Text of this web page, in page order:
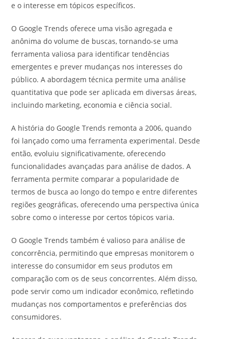
e o interesse em tópicos específicos.
O Google Trends oferece uma visão agregada e
anônima do volume de buscas, tornando-se uma
ferramenta valiosa para identificar tendências
emergentes e prever mudanças nos interesses do
público. A abordagem técnica permite uma análise
quantitativa que pode ser aplicada em diversas áreas,
incluindo marketing, economia e ciência social.
A história do Google Trends remonta a 2006, quando
foi lançado como uma ferramenta experimental. Desde
então, evoluiu significativamente, oferecendo
funcionalidades avançadas para análise de dados. A
ferramenta permite comparar a popularidade de
termos de busca ao longo do tempo e entre diferentes
regiões geográficas, oferecendo uma perspectiva única
sobre como o interesse por certos tópicos varia.
O Google Trends também é valioso para análise de
concorrência, permitindo que empresas monitorem o
interesse do consumidor em seus produtos em
comparação com os de seus concorrentes. Além disso,
pode servir como um indicador econômico, refletindo
mudanças nos comportamentos e preferências dos
consumidores.